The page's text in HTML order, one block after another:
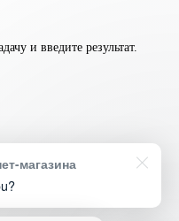
и введите результат.
магазина